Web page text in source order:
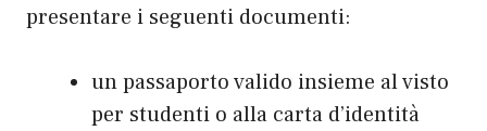
presentare i seguenti documenti:
un passaporto valido insieme al visto
per studenti o alla carta d’identità